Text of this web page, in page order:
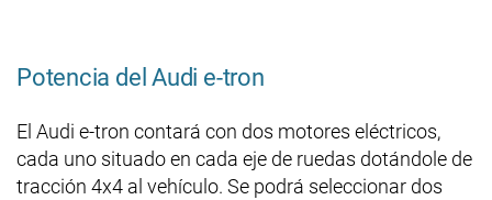
Potencia del Audi e-tron
El Audi e-tron contará con dos motores eléctricos,
cada uno situado en cada eje de ruedas dotándole de
tracción 4x4 al vehículo. Se podrá seleccionar dos